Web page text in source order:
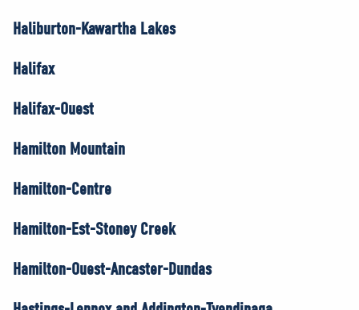
Haliburton-Kawartha Lakes
Halifax
Halifax-Ouest
Hamilton Mountain
Hamilton-Centre
Hamilton-Est-Stoney Creek
Hamilton-Ouest-Ancaster-Dundas